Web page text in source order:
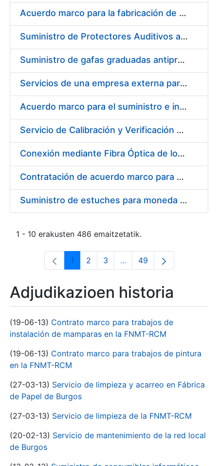
Erakutsi/Ezkutatu
Acuerdo marco para la fabricación de piezas
Suministro de Protectores Auditivos a medida para las personas trabajadoras de los Centros de Trabajo de Madrid y Burgos
Suministro de gafas graduadas antiproyecciones para los trabajadores de la FNMT-RCM en los centros de trabajo de Madrid y Burgos
Servicios de una empresa externa para el asesoramiento y resolución de los recursos de alzada que se presentan relacionados con procesos de selección para la FNMT-RCM
Acuerdo marco para el suministro e instalación de persianas, estores y otros complementos
Servicio de Calibración y Verificación Externa de los Equipos de Medición del Servicio de Prevención de la FNMT-RCM
Conexión mediante Fibra Óptica de los Centros de Proceso de Datos (CPDs) de las sedes de la FNMT-RCM de Burgos y Madrid
Contratación de acuerdo marco para el Suministro de Material de Electricidad para la Fábrica Nacional de Moneda y Timbre-Real Casa de la Moneda en su centro de trabajo de Burgos
Suministro de estuches para moneda de 30 €
1 - 10 erakusten 486 emaitzetatik.
Orrialdea
1 Orrialdea
2 Orrialdea
3 ...Intermediate Pages Use
Orrialdea
49
Adjudikazioen historia
(19-06-13) Contrato marco para trabajos de
instalación de mamparas en la FNMT-RCM
(19-06-13) Contrato marco para trabajos de pintura
en la FNMT-RCM
(27-03-13) Servicio de limpieza y acarreo en Fábrica
de Papel de Burgos
(27-03-13) Servicio de limpieza de la FNMT-RCM
(20-02-13) Servicio de mantenimiento de la red local
de Burgos